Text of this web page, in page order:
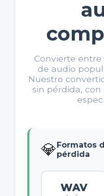
Convierte
de audio
Nuestro
sin pérdida,
💎Formatos
pérdida
WAV